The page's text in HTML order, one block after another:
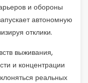
и обороны
автономную
отклики.
выживания,
и концентрации
реальных